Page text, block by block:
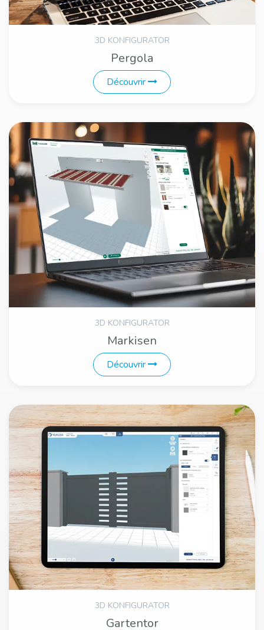
3D KONFIGURATOR
Pergola
Découvrir
3D KONFIGURATOR
Markisen
Découvrir
3D KONFIGURATOR
Gartentor